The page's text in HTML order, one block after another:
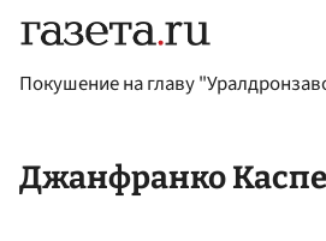
Покушение на главу
Джанфранко